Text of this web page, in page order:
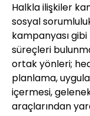
Halkla ilişkiler
sosyal
kampanyası
süreçleri
ortak yönleri;
planlama,
içermesi,
araçlarından